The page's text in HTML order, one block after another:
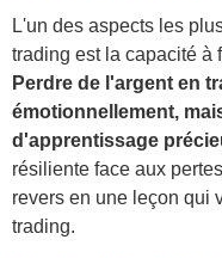
L'un des aspects les
trading est la capacité à
Perdre de l'argent en
émotionnellement,
d'apprentissage
résiliente face aux
revers en une leçon qui
trading.